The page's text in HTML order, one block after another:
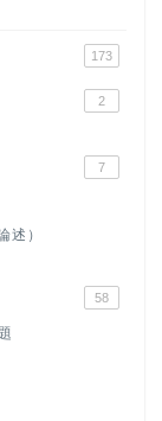
173
2
7
述）
58